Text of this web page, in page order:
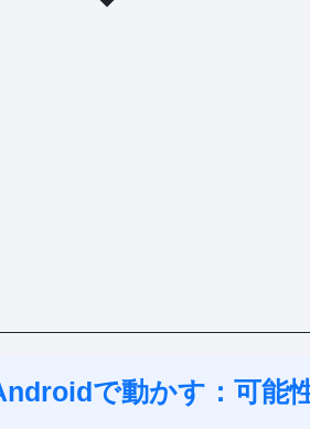
で動かす：可能